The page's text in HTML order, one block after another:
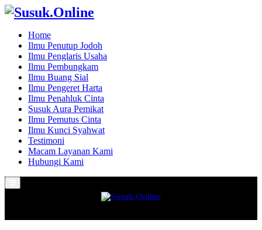
Home
Ilmu Penutup Jodoh
Ilmu Penglaris Usaha
Ilmu Pembungkam
Ilmu Buang Sial
Ilmu Pengeret Harta
Ilmu Penahluk Cinta
Susuk Aura Pemikat
Ilmu Pemutus Cinta
Ilmu Kunci Syahwat
Testimoni
Macam Layanan Kami
Hubungi Kami
Menu